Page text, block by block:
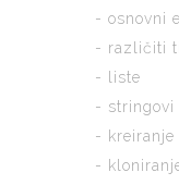
- osnovni
- različiti
- liste
- stringovi
- kreiranje
-